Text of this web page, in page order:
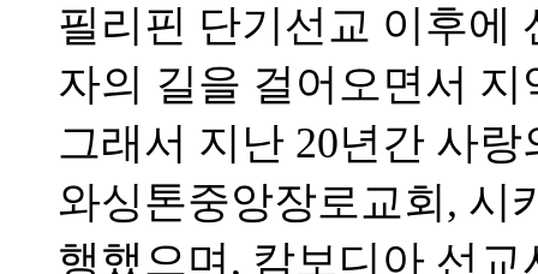
필리핀 단기선교 이후에
자의 길을 걸어오면서
그래서 지난 20년간 사
와싱톤중앙장로교회, 시
행했으며, 캄보디아 선